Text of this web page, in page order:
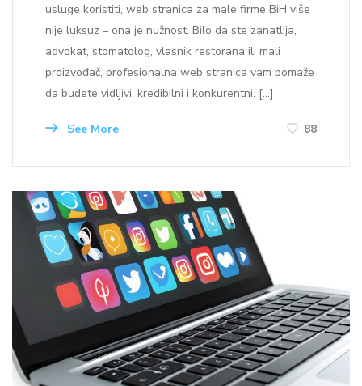
usluge koristiti, web stranica za male firme BiH više
nije luksuz – ona je nužnost. Bilo da ste zanatlija,
advokat, stomatolog, vlasnik restorana ili mali
proizvođač, profesionalna web stranica vam pomaže
da budete vidljivi, kredibilni i konkurentni. […]
See More 88